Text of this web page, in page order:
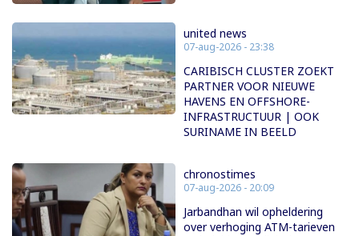
united news
07-aug-2026 - 23:38
CARIBISCH CLUSTER ZOEKT
PARTNER VOOR NIEUWE
HAVENS EN OFFSHORE-
INFRASTRUCTUUR | OOK
SURINAME IN BEELD
chronostimes
07-aug-2026 - 20:09
Jarbandhan wil opheldering
over verhoging ATM-tarieven